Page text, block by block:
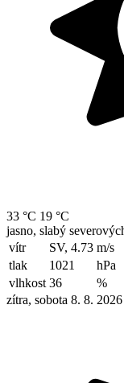
33 °C 19 °C
jasno, slabý
vítr
SV, 4.73 m/s
tlak
1021
hPa
vlhkost 36
%
zítra, sobota 8. 8. 2026